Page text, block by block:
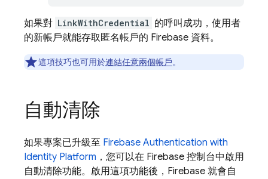
如果對 LinkWithCredential 的呼叫成功，使用者
的新帳戶就能存取匿名帳戶的 Firebase 資料。
這項技巧也可用於連結任意兩個帳戶。
自動清除
如果專案已升級至 Firebase Authentication with
Identity Platform ，您可以在 Firebase 控制台中啟用
自動清除功能。啟用這項功能後，Firebase 就會自